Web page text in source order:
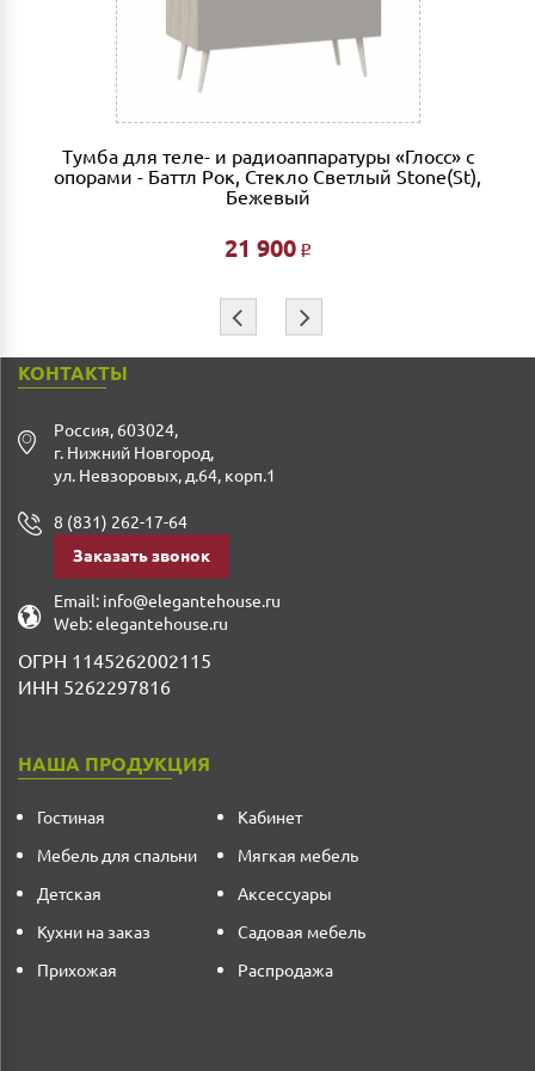
совершении заказа в интернет магазине и является
фиксированной- 3% от стоимости заказа.
Дата доставки, выгрузки и сборки обговаривается
индивидуально.
Ждем Вас в нашем салоне и желаем Вам приятных
покупок!!!
⇦
Тумба для теле- и радиоаппаратуры «Глосс» с
опорами - Баттл Рок, Стекло Светлый Stone(St),
Бежевый
21 900 Р
⇨
КОНТАКТЫ
Россия, 603024,
г. Нижний Новгород,
ул. Невзоровых, д.64, корп.1
8 (831) 262-17-64
Заказать звонок
Email: info@elegantehouse.ru
Web:elegantehouse.ru
ОГРН 1145262002115
ИНН 5262297816
НАША ПРОДУКЦИЯ
Гостиная
Мебель для спальни
Детская
Кухни на заказ
Прихожая
Кабинет
Мягкая мебель
Аксессуары
Садовая мебель
Распродажа